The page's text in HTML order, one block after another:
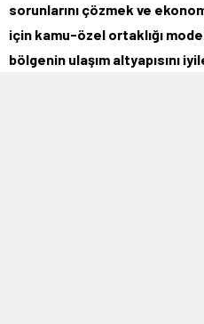
sorunlarını çözmek ve
için kamu-özel ortaklığı
bölgenin ulaşım altyapısını